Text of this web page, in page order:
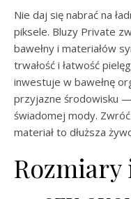
Nie daj się nabrać na
piksele. Bluzy Private
bawełny i materiałów
trwałość i łatwość
inwestuje w bawełnę
przyjazne środowisku
świadomej mody.
materiał to dłuższa
Rozmiary